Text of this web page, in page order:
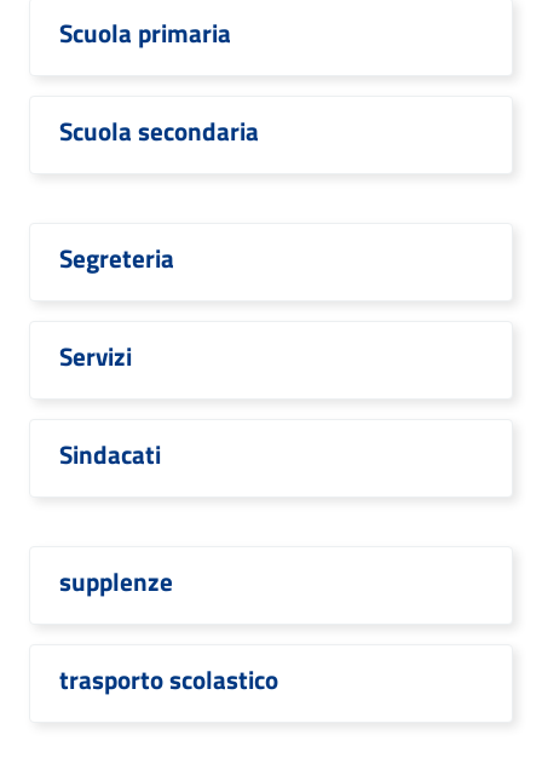
Scuola primaria
Scuola secondaria
Segreteria
Servizi
Sindacati
supplenze
trasporto scolastico